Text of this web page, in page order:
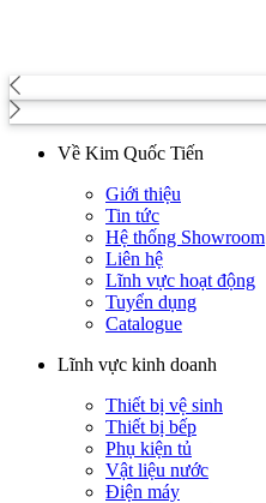
Về Kim Quốc Tiến
Giới thiệu
Tin tức
Hệ thống Showroom
Liên hệ
Lĩnh vực hoạt động
Tuyển dụng
Catalogue
Lĩnh vực kinh doanh
Thiết bị vệ sinh
Thiết bị bếp
Phụ kiện tủ
Vật liệu nước
Điện máy